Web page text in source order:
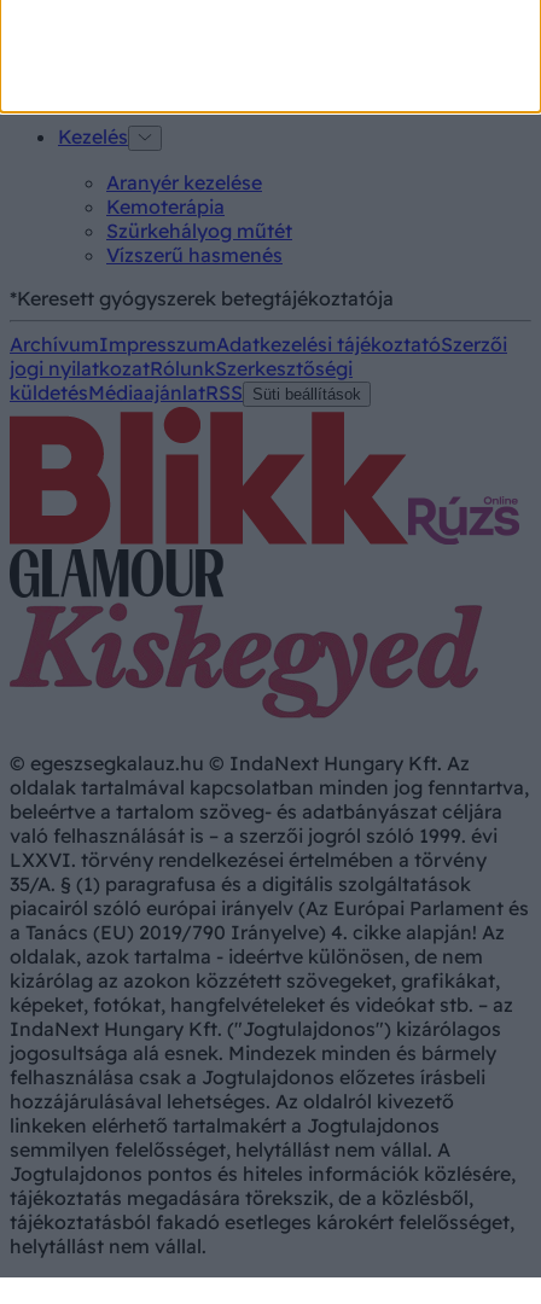
Kezelés
Aranyér kezelése
Kemoterápia
Szürkehályog műtét
Vízszerű hasmenés
*Keresett gyógyszerek betegtájékoztatója
ArchívumImpresszumAdatkezelési tájékoztatóSzerzői
jogi nyilatkozatRólunkSzerkesztőségi
küldetésMédiaajánlatRSS Süti beállítások
© egeszsegkalauz.hu © IndaNext Hungary Kft. Az
oldalak tartalmával kapcsolatban minden jog fenntartva,
beleértve a tartalom szöveg- és adatbányászat céljára
való felhasználását is – a szerzői jogról szóló 1999. évi
LXXVI. törvény rendelkezései értelmében a törvény
35/A. § (1) paragrafusa és a digitális szolgáltatások
piacairól szóló európai irányelv (Az Európai Parlament és
a Tanács (EU) 2019/790 Irányelve) 4. cikke alapján! Az
oldalak, azok tartalma - ideértve különösen, de nem
kizárólag az azokon közzétett szövegeket, grafikákat,
képeket, fotókat, hangfelvételeket és videókat stb. – az
IndaNext Hungary Kft. ("Jogtulajdonos") kizárólagos
jogosultsága alá esnek. Mindezek minden és bármely
felhasználása csak a Jogtulajdonos előzetes írásbeli
hozzájárulásával lehetséges. Az oldalról kivezető
linkeken elérhető tartalmakért a Jogtulajdonos
semmilyen felelősséget, helytállást nem vállal. A
Jogtulajdonos pontos és hiteles információk közlésére,
tájékoztatás megadására törekszik, de a közlésből,
tájékoztatásból fakadó esetleges károkért felelősséget,
helytállást nem vállal.